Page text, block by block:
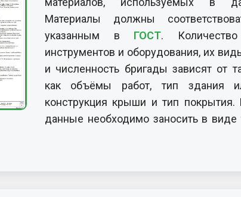
Материалы должны
указанным в ГОСТ.
инструментов и оборудования, их
и численность бригады зависят от
как объёмы работ, тип здания
конструкция крыши и тип покрытия.
данные необходимо заносить в виде